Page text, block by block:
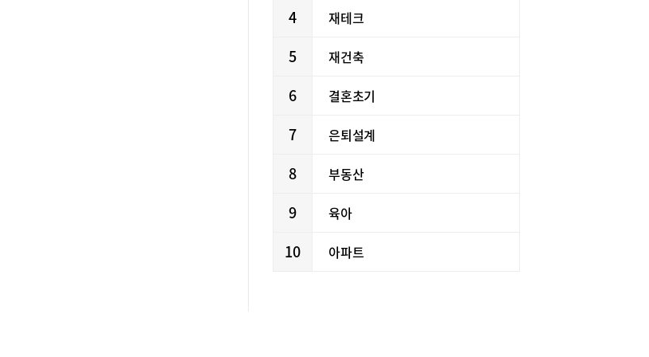
4 재테크
5 재건축
6 결혼초기
7 은퇴설계
8 부동산
9 육아
10 아파트